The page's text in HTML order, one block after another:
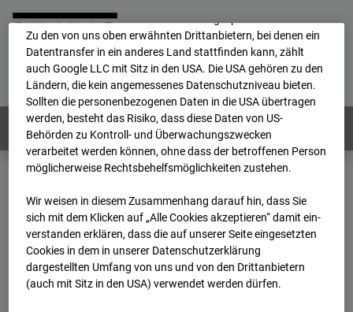
Home E-Mail Impressum
Login
Deutsch / English
Webcams: Alle Länder
Home Deutschland
GC-101 - BV-Seed-FFM
Archiv
2026 07 08 10:55
GC-101 - BV-Seed-FFM
ein anderes Land transferiert und dort gespeichert werden.
Zu den von uns oben erwähnten Drittanbietern, bei denen ein
Datentransfer in ein anderes Land stattfinden kann, zählt
auch Google LLC mit Sitz in den USA. Die USA gehören zu den
Ländern, die kein angemessenes Datenschutzniveau bieten.
Sollten die personenbezogenen Daten in die USA übertragen
werden, besteht das Risiko, dass diese Daten von US-
Behörden zu Kontroll- und Überwachungszwecken
verarbeitet werden können, ohne dass der betroffenen Person
möglicherweise Rechtsbehelfsmöglichkeiten zustehen.
Wir weisen in diesem Zusammenhang darauf hin, dass Sie
sich mit dem Klicken auf „Alle Cookies akzeptieren“ damit ein­
ver­standen erklären, dass die auf unserer Seite eingesetzten
Cookies in dem in unserer Datenschutzerklärung
dargestellten Umfang von uns und von den Drittanbietern
(auch mit Sitz in den USA) verwendet werden dürfen.